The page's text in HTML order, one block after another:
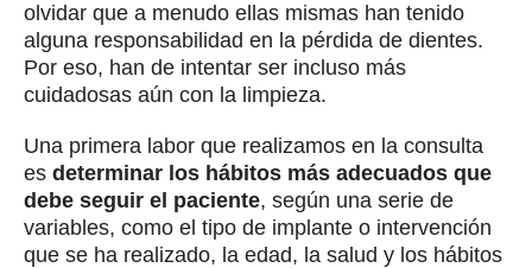
olvidar que a menudo ellas mismas han tenido
alguna responsabilidad en la pérdida de dientes.
Por eso, han de intentar ser incluso más
cuidadosas aún con la limpieza.
Una primera labor que realizamos en la consulta
es determinar los hábitos más adecuados que
debe seguir el paciente, según una serie de
variables, como el tipo de implante o intervención
que se ha realizado, la edad, la salud y los hábitos